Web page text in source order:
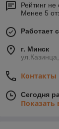
Рейтинг
Менее 5
Работает
г. Минск
Контакты
Сегодня
Показать